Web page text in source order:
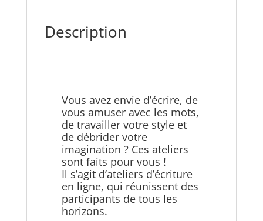
Description
Vous avez envie d’écrire, de
vous amuser avec les mots,
de travailler votre style et
de débrider votre
imagination ? Ces ateliers
sont faits pour vous !
Il s’agit d’ateliers d’écriture
en ligne, qui réunissent des
participants de tous les
horizons.